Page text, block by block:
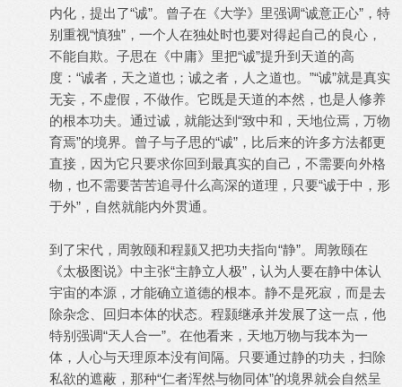
内化，提出了“诚”。曾子在《大学》里强调“诚意正心”，特
别重视“慎独”，一个人在独处时也要对得起自己的良心，
不能自欺。子思在《中庸》里把“诚”提升到天道的高
度：“诚者，天之道也；诚之者，人之道也。”“诚”就是真实
无妄，不虚假，不做作。它既是天道的本然，也是人修养
的根本功夫。通过诚，就能达到“致中和，天地位焉，万物
育焉”的境界。曾子与子思的“诚”，比后来的许多方法都更
直接，因为它只要求你回到最真实的自己，不需要向外格
物，也不需要苦苦追寻什么高深的道理，只要“诚于中，形
于外”，自然就能内外贯通。
到了宋代，周敦颐和程颢又把功夫指向“静”。周敦颐在
《太极图说》中主张“主静立人极”，认为人要在静中体认
宇宙的本源，才能确立道德的根本。静不是死寂，而是去
除杂念、回归本体的状态。程颢继承并发展了这一点，他
特别强调“天人合一”。在他看来，天地万物与我本为一
体，人心与天理原本没有间隔。只要通过静的功夫，扫除
私欲的遮蔽，那种“仁者浑然与物同体”的境界就会自然呈